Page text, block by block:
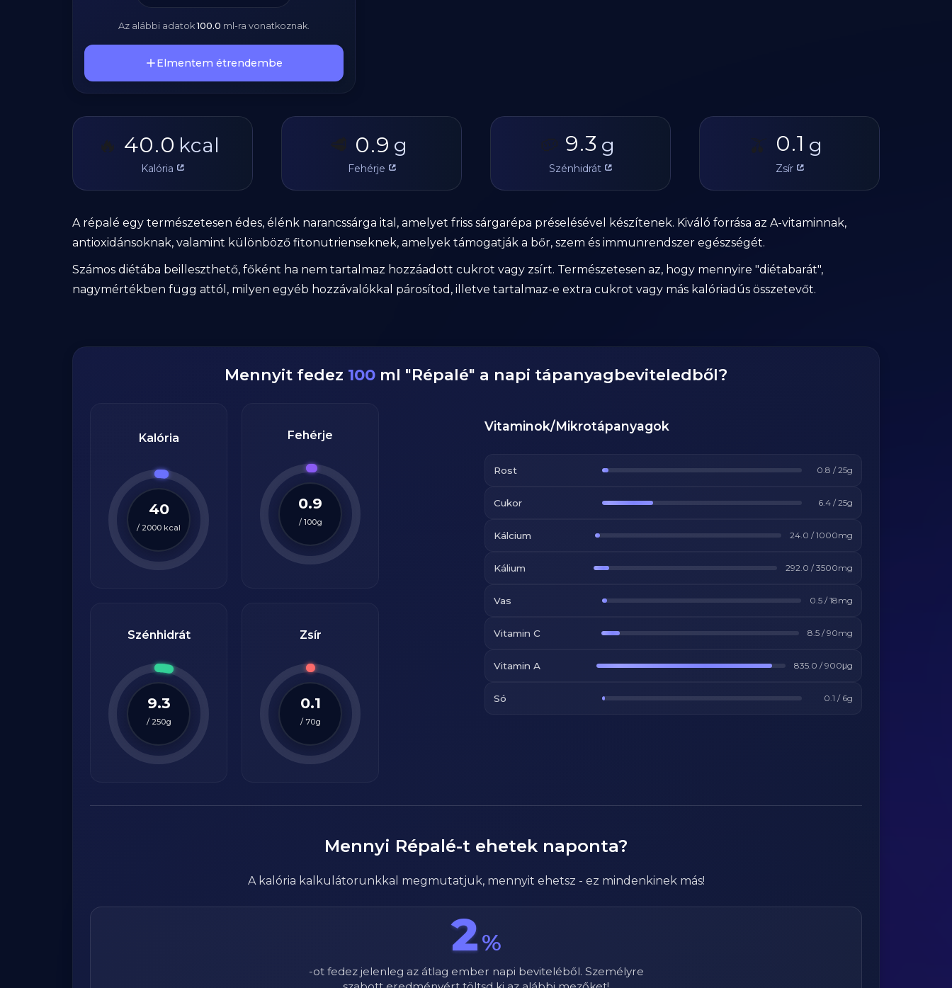
Az alábbi adatok100.0 ml -ra vonatkoznak.
Elmentem étrendembe
🔥 40.0 kcal
Kalória
🥩 0.9 g
Fehérje
🥔 9.3 g
Szénhidrát
🫒 0.1 g
Zsír
A répalé egy természetesen édes, élénk narancssárga ital, amelyet friss sárgarépa préselésével készítenek. Kiváló forrása az A-vitaminnak,
antioxidánsoknak, valamint különböző fitonutrienseknek, amelyek támogatják a bőr, szem és immunrendszer egészségét.
Számos diétába beilleszthető, főként ha nem tartalmaz hozzáadott cukrot vagy zsírt. Természetesen az, hogy mennyire "diétabarát",
nagymértékben függ attól, milyen egyéb hozzávalókkal párosítod, illetve tartalmaz-e extra cukrot vagy más kalóriadús összetevőt.
Mennyit fedez 100 ml "Répalé" a napi tápanyagbeviteledből?
Kalória
40
/ 2000 kcal
Fehérje
0.9
/100g
Szénhidrát
9.3
/ 250g
Zsír
0.1
/70g
Vitaminok/Mikrotápanyagok
Rost 0.8 /25g
Cukor 6.4 /25g
Kálcium 24.0 /1000mg
Kálium 292.0 /3500mg
Vas 0.5 /18mg
Vitamin C 8.5 /90mg
Vitamin A 835.0 /900μg
Só 0.1 / 6g
Mennyi Répalé-t ehetek naponta?
A kalória kalkulátorunkkal megmutatjuk, mennyit ehetsz - ez mindenkinek más!
2%
-ot fedez jelenleg az átlag ember napi beviteléből. Személyre